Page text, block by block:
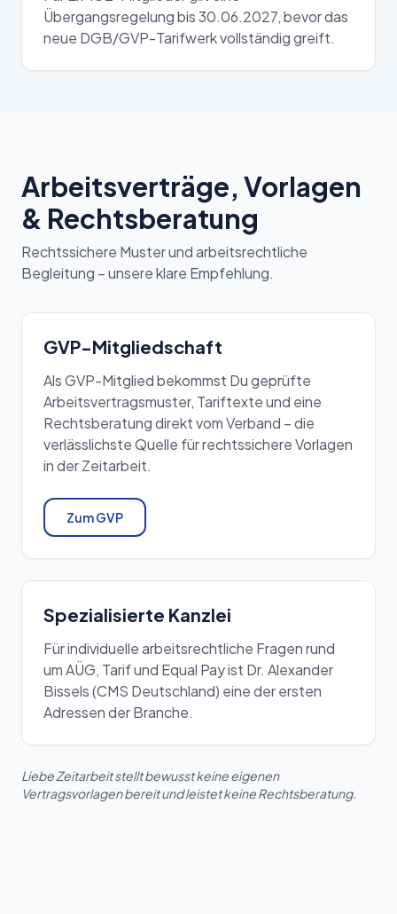
Übergangsregelung bis 30.06.2027, bevor das
neue DGB/GVP-Tarifwerk vollständig greift.
Arbeitsverträge, Vorlagen
& Rechtsberatung
Rechtssichere Muster und arbeitsrechtliche
Begleitung – unsere klare Empfehlung.
GVP-Mitgliedschaft
Als GVP-Mitglied bekommst Du geprüfte
Arbeitsvertragsmuster, Tariftexte und eine
Rechtsberatung direkt vom Verband – die
verlässlichste Quelle für rechtssichere Vorlagen
in der Zeitarbeit.
Zum GVP
Spezialisierte Kanzlei
Für individuelle arbeitsrechtliche Fragen rund
um AÜG, Tarif und Equal Pay ist Dr. Alexander
Bissels (CMS Deutschland) eine der ersten
Adressen der Branche.
Liebe Zeitarbeit stellt bewusst keine eigenen
Vertragsvorlagen bereit und leistet keine Rechtsberatung.